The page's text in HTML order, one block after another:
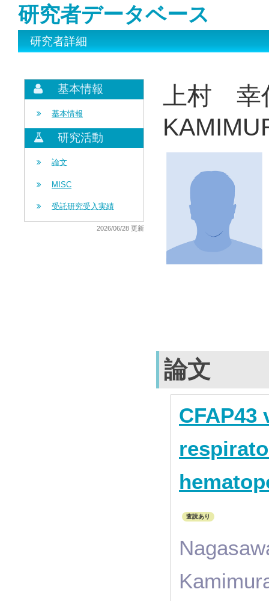
研究者データベース
研究者詳細
基本情報
基本情報
研究活動
論文
MISC
受託研究受入実績
2026/06/28 更新
上村
論文
査読あり